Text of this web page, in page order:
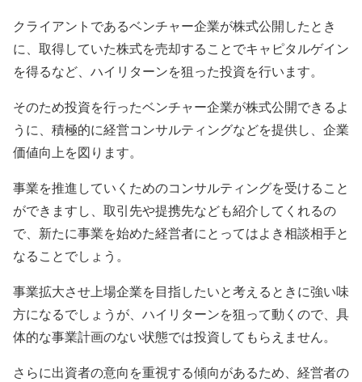
クライアントであるベンチャー企業が株式公開したとき
に、取得していた株式を売却することでキャピタルゲイン
を得るなど、 ハイリターンを狙った投資を行います。
そのため投資を行ったベンチャー企業が株式公開できるよ
うに、積極的に経営コンサルティングなどを提供し、企業
価値向上を図ります。
事業を推進していくためのコンサルティングを受けること
ができますし、取引先や提携先なども紹介してくれるの
で、新たに事業を始めた経営者にとってはよき相談相手と
なることでしょう。
事業拡大させ上場企業を目指したいと考えるときに強い味
方になるでしょうが、ハイリターンを狙って動くので、具
体的な事業計画のない状態では投資してもらえません。
さらに出資者の意向を重視する傾向があるため、 経営者の